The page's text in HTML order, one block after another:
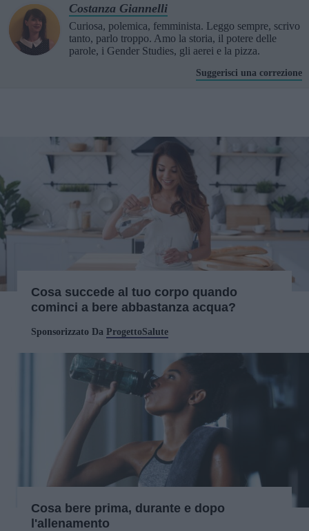
Costanza Giannelli
Curiosa, polemica, femminista. Leggo sempre, scrivo
tanto, parlo troppo. Amo la storia, il potere delle
parole, i Gender Studies, gli aerei e la pizza.
Suggerisci una correzione
Cosa succede al tuo corpo quando
cominci a bere abbastanza acqua?
Sponsorizzato Da ProgettoSalute
Cosa bere prima, durante e dopo
l'allenamento